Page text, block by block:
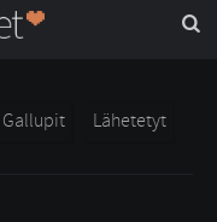
Gallupit
Lähetetyt